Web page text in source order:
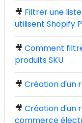
🎥 Filtrer une
utilisent Shopify
🎥 Comment
produits SKU
🎥 Création d'un
🎥 Création d'un
commerce